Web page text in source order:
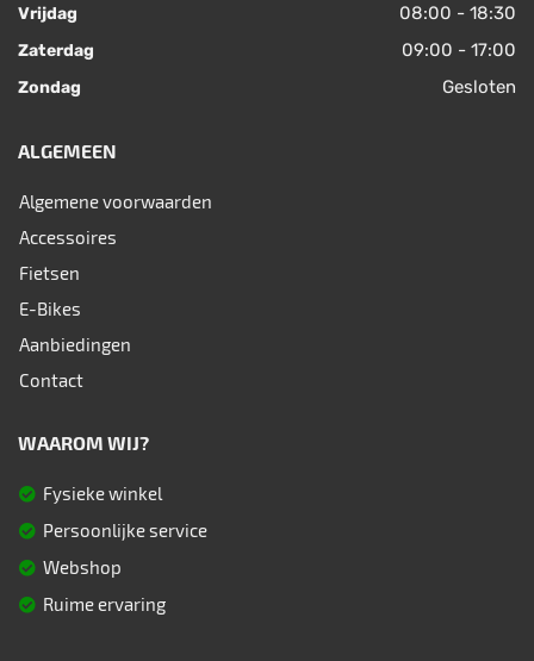
Vrijdag 08:00 - 18:30
Zaterdag 09:00 - 17:00
Zondag Gesloten
ALGEMEEN
Algemene voorwaarden
Accessoires
Fietsen
E-Bikes
Aanbiedingen
Contact
WAAROM WIJ?
Fysieke winkel
Persoonlijke service
Webshop
Ruime ervaring